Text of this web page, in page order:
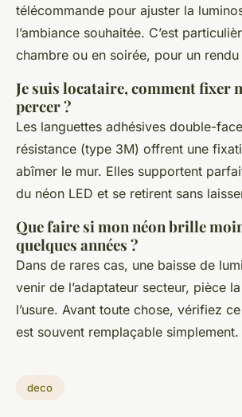
télécommande pour ajuster la
l’ambiance souhaitée. C’est
chambre ou en soirée, pour un
Je suis locataire, comment fixer
percer ?
Les languettes adhésives double-
résistance (type 3M) offrent une
abîmer le mur. Elles supportent
du néon LED et se retirent sans
Que faire si mon néon brille
quelques années ?
Dans de rares cas, une baisse de
venir de l’adaptateur secteur, pièce
l’usure. Avant toute chose, vérifiez
est souvent remplaçable simplement.
deco